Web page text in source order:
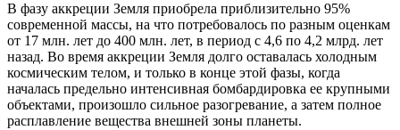
В фазу аккреции Земля приобрела приблизительно 95%
современной массы, на что потребовалось по разным оценкам
от 17 млн. лет до 400 млн. лет, в период с 4,6 по 4,2 млрд. лет
назад. Во время аккреции Земля долго оставалась холодным
космическим телом, и только в конце этой фазы, когда
началась предельно интенсивная бомбардировка ее крупными
объектами, произошло сильное разогревание, а затем полное
расплавление вещества внешней зоны планеты.